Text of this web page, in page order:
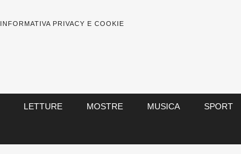
INFORMATIVA PRIVACY E COOKIE
LETTURE MOSTRE MUSICA SPORT